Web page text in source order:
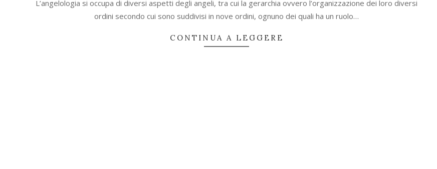
25
L’angelologia si occupa di diversi aspetti degli angeli, tra cui la gerarchia ovvero l’organizzazione dei loro diversi
ordini secondo cui sono suddivisi in nove ordini, ognuno dei quali ha un ruolo…
CONTINUA A LEGGERE